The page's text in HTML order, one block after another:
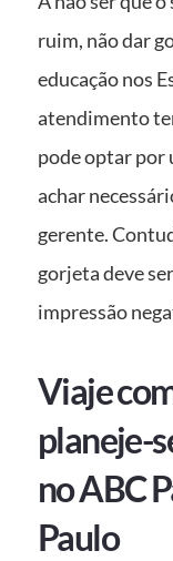
ruim, não dar
educação nos
atendimento
pode optar por
achar
gerente.
gorjeta deve
impressão
Viaje
planeje-
no ABC
Paulo